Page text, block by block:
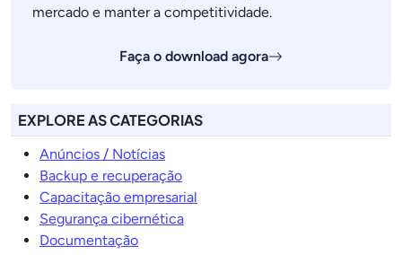
mercado e manter a competitividade.
Faça o download agora
EXPLORE AS CATEGORIAS
Anúncios / Notícias
Backup e recuperação
Capacitação empresarial
Segurança cibernética
Documentação